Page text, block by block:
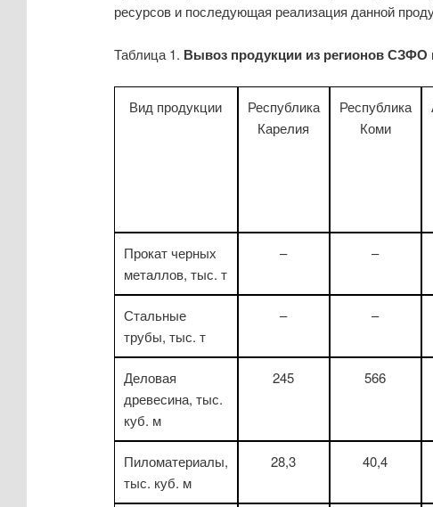
ресурсов и последующая реализация данной
Таблица 1. Вывоз продукции из регионов СЗФО
Вид продукции
Республика
Карелия
Республика
Коми
Прокат черных
металлов, тыс. т
– –
Стальные
трубы, тыс. т
– –
Деловая
древесина, тыс.
куб. м
245 566
Пиломатериалы,
тыс. куб. м
28,3 40,4